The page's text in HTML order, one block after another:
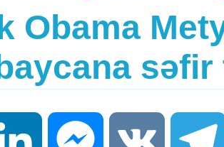
Obama
LinkedIn Messenger VK